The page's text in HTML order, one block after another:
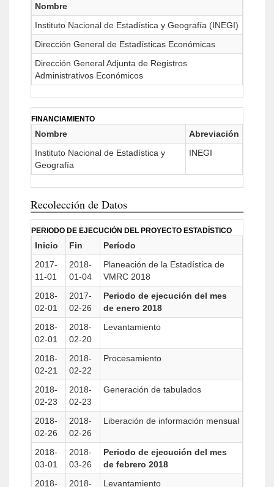
Nombre
Instituto Nacional de Estadística y Geografía (INEGI)
Dirección General de Estadísticas Económicas
Dirección General Adjunta de Registros
Administrativos Económicos
FINANCIAMIENTO
Nombre
Abreviación
Instituto Nacional de Estadística y
Geografía
INEGI
Recolección de Datos
PERIODO DE EJECUCIÓN DEL PROYECTO ESTADÍSTICO
Inicio Fin
Período
2017-
11-01
2018-
01-04
Planeación de la Estadística de
VMRC 2018
2018-
02-01
2017-
02-26
Periodo de ejecución del mes
de enero 2018
2018-
02-01
2018-
02-20
Levantamiento
2018-
02-21
2018-
02-22
Procesamiento
2018-
02-23
2018-
02-23
Generación de tabulados
2018-
02-26
2018-
02-26
Liberación de información mensual
2018-
03-01
2018-
03-26
Periodo de ejecución del mes
de febrero 2018
2018-
2018-
Levantamiento